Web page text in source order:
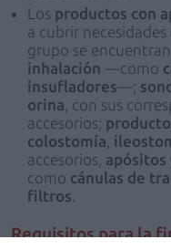
Los productos con
a cubrir
grupo se
inhalación —como
insufladores—;
orina , con sus
accesorios;
colostomía
accesorios, apósitos
como cánulas de
filtros
Requisitos para la